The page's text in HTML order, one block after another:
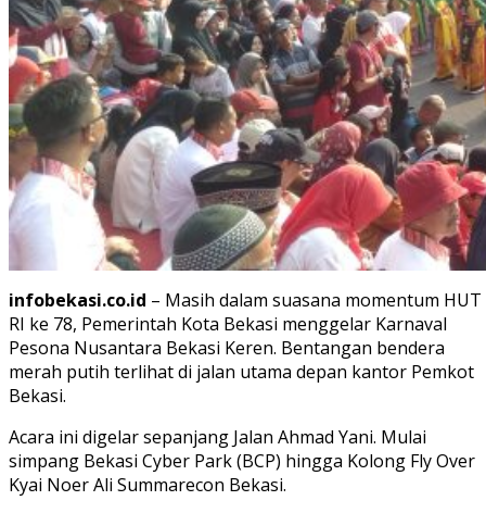
infobekasi.co.id – Masih dalam suasana momentum HUT
RI ke 78, Pemerintah Kota Bekasi menggelar Karnaval
Pesona Nusantara Bekasi Keren. Bentangan bendera
merah putih terlihat di jalan utama depan kantor Pemkot
Bekasi.
Acara ini digelar sepanjang Jalan Ahmad Yani. Mulai
simpang Bekasi Cyber Park (BCP) hingga Kolong Fly Over
Kyai Noer Ali Summarecon Bekasi.